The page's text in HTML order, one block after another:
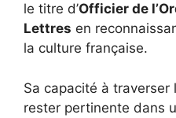
le titre d’Officier de
Lettres en
la culture française.
Sa capacité à traverser
rester pertinente dans